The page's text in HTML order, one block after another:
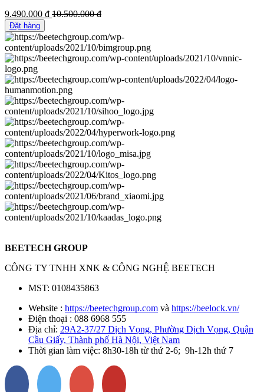
9.490.000 đ 10.500.000đ
Đặt hàng
BEETECH GROUP
CÔNG TY TNHH XNK & CÔNG NGHỆ BEETECH
MST: 0108435863
Website : https://beetechgroup.com và https://beelock.vn/
Điện thoại : 088 6968 555
Địa chỉ: 29A2-37/27 Dịch Vọng, Phường Dịch Vọng, Quận
Cầu Giấy, Thành phố Hà Nội, Việt Nam
Thời gian làm việc: 8h30-18h từ thứ 2-6; 9h-12h thứ 7